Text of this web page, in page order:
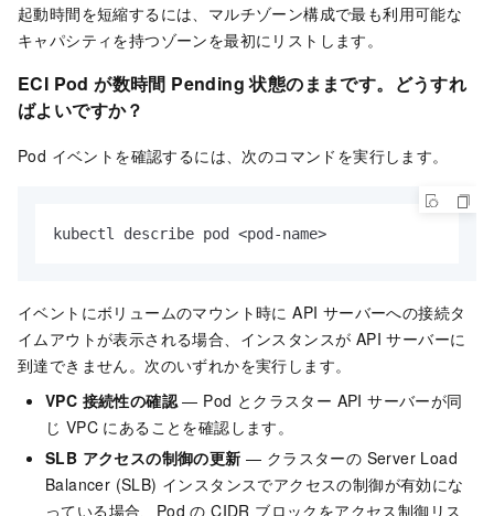
起動時間を短縮するには、マルチゾーン構成で最も利用可能な
キャパシティを持つゾーンを最初にリストします。
ECI Pod が数時間 Pending 状態のままです。どうすれ
ばよいですか？
Pod イベントを確認するには、次のコマンドを実行します。
kubectl describe pod <pod-name>
イベントにボリュームのマウント時に API サーバーへの接続タ
イムアウトが表示される場合、インスタンスが API サーバーに
到達できません。次のいずれかを実行します。
VPC 接続性の確認— Pod とクラスター API サーバーが同
じ VPC にあることを確認します。
SLB アクセスの制御の更新 — クラスターの Server Load
Balancer (SLB) インスタンスでアクセスの制御が有効にな
っている場合、Pod の CIDR ブロックをアクセス制御リス